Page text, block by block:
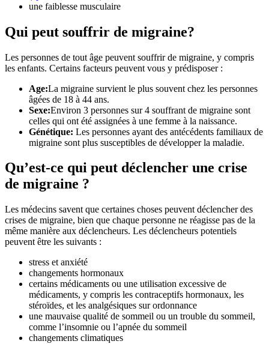
une faiblesse musculaire
Qui peut souffrir de migraine?
Les personnes de tout âge peuvent souffrir de migraine, y compris
les enfants. Certains facteurs peuvent vous y prédisposer :
Age:La migraine survient le plus souvent chez les personnes
âgées de 18 à 44 ans.
Sexe:Environ 3 personnes sur 4 souffrant de migraine sont
celles qui ont été assignées à une femme à la naissance.
Génétique: Les personnes ayant des antécédents familiaux de
migraine sont plus susceptibles de développer la maladie.
Qu’est-ce qui peut déclencher une crise
de migraine ?
Les médecins savent que certaines choses peuvent déclencher des
crises de migraine, bien que chaque personne ne réagisse pas de la
même manière aux déclencheurs. Les déclencheurs potentiels
peuvent être les suivants :
stress et anxiété
changements hormonaux
certains médicaments ou une utilisation excessive de
médicaments, y compris les contraceptifs hormonaux, les
stéroïdes, et les analgésiques sur ordonnance
une mauvaise qualité de sommeil ou un trouble du sommeil,
comme l’insomnie ou l’apnée du sommeil
changements climatiques